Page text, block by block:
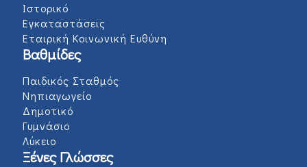
Ιστορικό
Εγκαταστάσεις
Εταιρική Κοινωνική Ευθύνη
Βαθμίδες
Παιδικός Σταθμός
Νηπιαγωγείο
Δημοτικό
Γυμνάσιο
Λύκειο
Ξένες Γλώσσες